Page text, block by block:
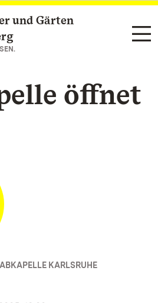
und Gärten
öffnet
KARLSRUHE